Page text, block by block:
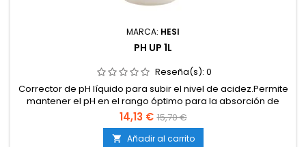
MARCA: HESI
PH UP 1L
Reseña(s): 0
Corrector de pH líquido para subir el nivel de acidez.Permite
mantener el pH en el rango óptimo para la absorción de
nutrientes.Compatible con tierra, coco e hidroponía.Uso
sencillo y seguro, apto para todas las fases de
cultivo.Fórmula concentrada para ajustes precisos.
14,13 € 15,70 €
 Añadir al carrito